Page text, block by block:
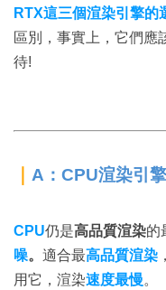
RTX這三個渲染引擎的
區別，事實上，它們應
待!
A：CPU渲染引擎
CPU仍是高品質渲染的
噪。 適合最高品質渲染
用它，渲染速度最慢。